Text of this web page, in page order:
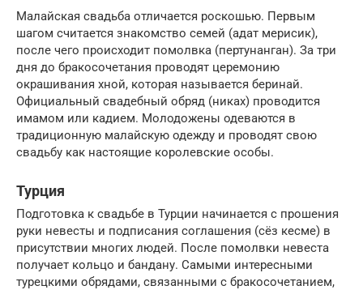
Малайская свадьба отличается роскошью. Первым
шагом считается знакомство семей (адат мерисик),
после чего происходит помолвка (пертунанган). За три
дня до бракосочетания проводят церемонию
окрашивания хной, которая называется беринай.
Официальный свадебный обряд (никах) проводится
имамом или кадием. Молодожены одеваются в
традиционную малайскую одежду и проводят свою
свадьбу как настоящие королевские особы.
Турция
Подготовка к свадьбе в Турции начинается с прошения
руки невесты и подписания соглашения (сёз кесме) в
присутствии многих людей. После помолвки невеста
получает кольцо и бандану. Самыми интересными
турецкими обрядами, связанными с бракосочетанием,